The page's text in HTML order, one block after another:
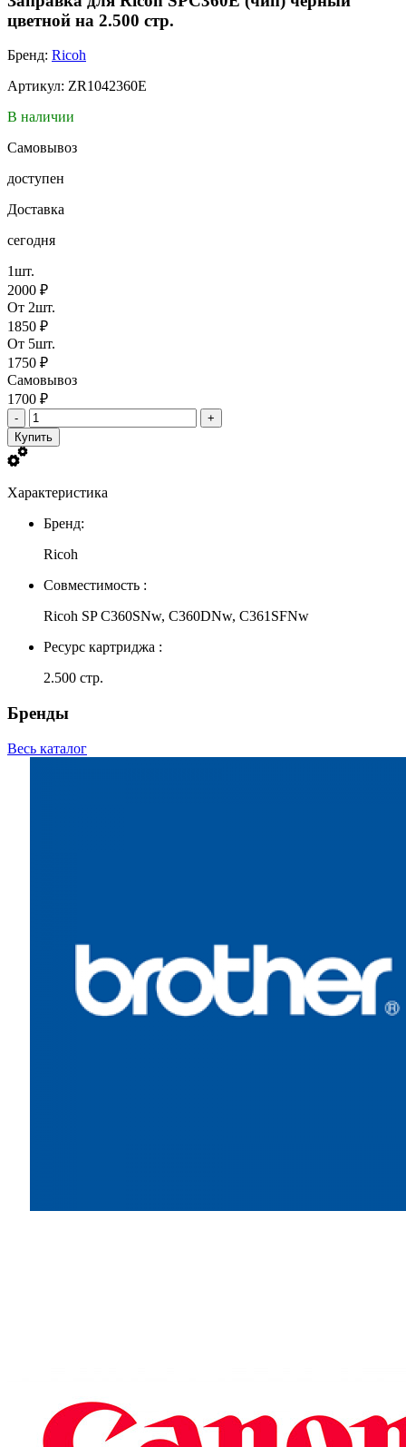
цветной на 2.500 стр.
Бренд: Ricoh
Артикул: ZR1042360E
В наличии
Самовывоз
доступен
Доставка
сегодня
1шт.
2000 ₽
От 2шт.
1850 ₽
От 5шт.
1750 ₽
Самовывоз
1700 ₽
-
+
Купить
Характеристика
Бренд:
Ricoh
Совместимость :
Ricoh SP C360SNw, C360DNw, C361SFNw
Ресурс картриджа :
2.500 стр.
Бренды
Весь каталог